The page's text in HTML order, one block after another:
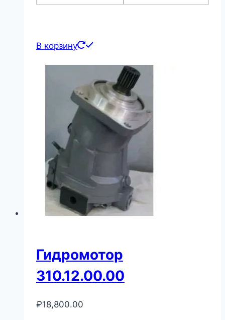
В корзину
Гидромотор
310.12.00.00
₽18,800.00